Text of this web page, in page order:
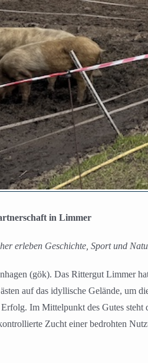
in Limmer
erleben Geschichte, Sport und
(gök). Das Rittergut Limmer
auf das idyllische Gelände, um
Im Mittelpunkt des Gutes steht
Zucht einer bedrohten